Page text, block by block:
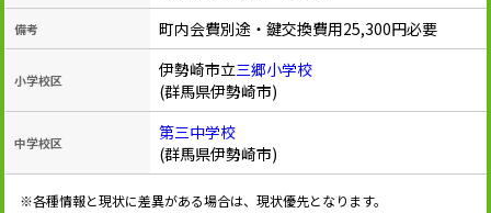
備考 町内会費別途・鍵交換費用25,300円必要
小学校区 伊勢崎市立三郷小学校
(群馬県伊勢崎市)
中学校区
第三中学校
(群馬県伊勢崎市)
※各種情報と現状に差異がある場合は、現状優先となります。